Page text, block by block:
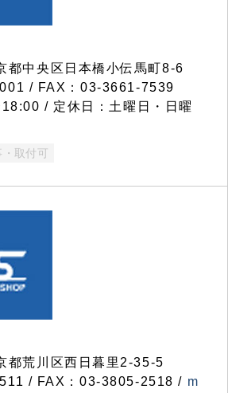
中央区日本橋小伝馬町8-6
/ FAX：03-3661-7539
/ 定休日：土曜日・日曜
・取付可
荒川区西日暮里2-35-5
/ FAX：03-3805-2518 / m